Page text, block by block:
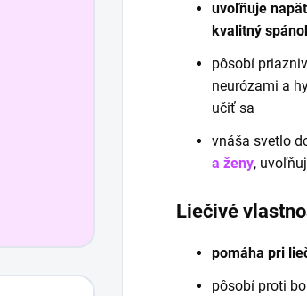
uvoľňuje
kvalitný
pôsobí
neurózami a
učiť sa
vnáša svetlo
a ženy,
Liečivé
pomáha pri
pôsobí proti